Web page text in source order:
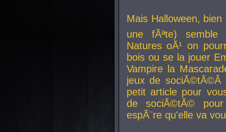
Mais Halloween, bien
une fÃªte) semble
Natures oÃ¹ on
bois ou se la jouer
Vampire la
jeux de
petit article pour
de sociÃ©tÃ©
espÃ¨re qu'elle va